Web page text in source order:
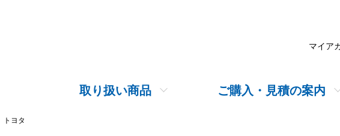
取り扱い商品 ご購入・見積の案内
マイア
トヨタ